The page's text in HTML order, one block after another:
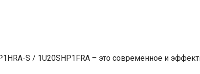
S / 1U20SHP1FRA – это современное и